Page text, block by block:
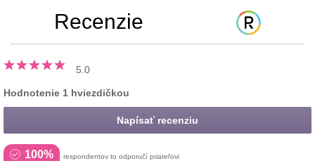
Recenzie
5.0
Hodnotenie 1 hviezdičkou
Napísať recenziu
100% respondentov to odporučí priateľovi